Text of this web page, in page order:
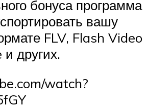
бонуса программа
вашу
FLV, Flash Video
других.
watch?